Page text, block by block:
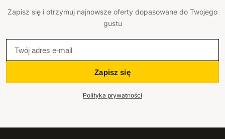
Zapisz się i otrzymuj najnowsze oferty dopasowane do Twojego
gustu
Zapisz się
Polityka prywatności